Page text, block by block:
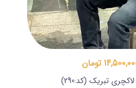
تومان
تبریک (کد:290)